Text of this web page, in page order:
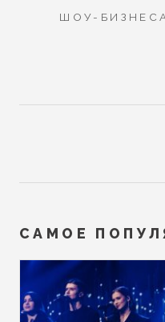
ШОУ-
САМОЕ